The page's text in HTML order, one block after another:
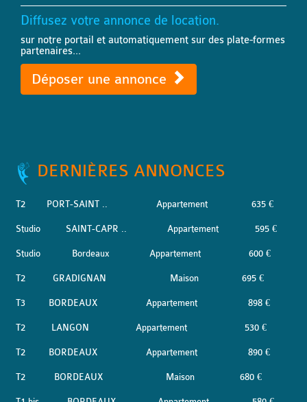
Diffusez votre annonce de location.
sur notre portail et automatiquement sur des plate-formes
partenaires...
Déposer une annonce
DERNIÈRES ANNONCES
T2 PORT-SAINT .. Appartement 635 €
Studio SAINT-CAPR .. Appartement 595 €
Studio Bordeaux Appartement 600 €
T2 GRADIGNAN Maison 695 €
T3 BORDEAUX Appartement 898 €
T2 LANGON Appartement 530 €
T2 BORDEAUX Appartement 890 €
T2 BORDEAUX Maison 680 €